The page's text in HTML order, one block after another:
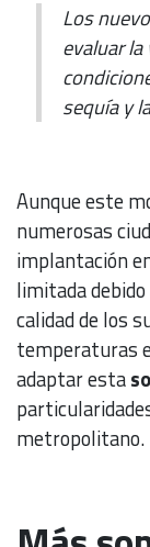
Los
evaluar
sequía y
Aunque este
numerosas
implantación
limitada
calidad de los
temperaturas
adaptar esta
metropolitano.